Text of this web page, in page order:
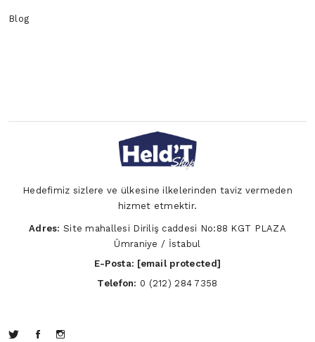
Blog
Hedefimiz sizlere ve ülkesine ilkelerinden taviz vermeden
hizmet etmektir.
Adres: Site mahallesi Diriliş caddesi No:88 KGT PLAZA
Ümraniye / İstabul
E-Posta: [email protected]
Telefon: 0 (212) 284 7358